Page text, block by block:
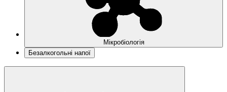
Мікробіологія
Безалкогольні напої